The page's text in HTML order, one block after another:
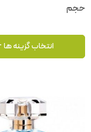
حجم
انتخاب گزینه ها